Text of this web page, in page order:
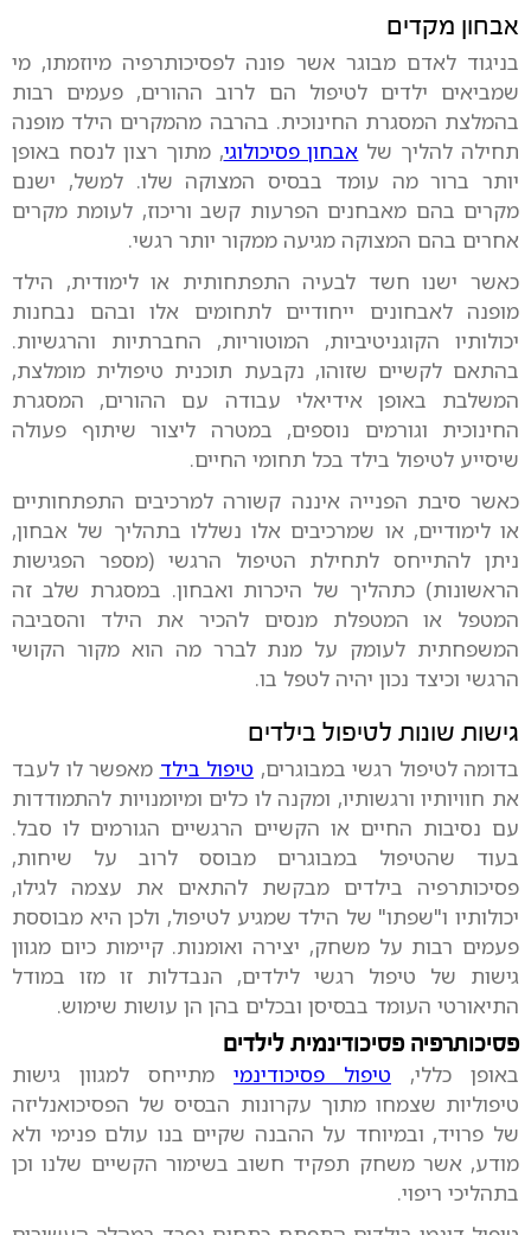
אבחון מקדים
בניגוד לאדם מבוגר אשר פונה לפסיכותרפיה מיוזמתו, מי
שמביאים ילדים לטיפול הם לרוב ההורים, פעמים רבות
בהמלצת המסגרת החינוכית. בהרבה מהמקרים הילד מופנה
תחילה להליך של אבחון פסיכולוגי, מתוך רצון לנסח באופן
יותר ברור מה עומד בבסיס המצוקה שלו. למשל, ישנם
מקרים בהם מאבחנים הפרעות קשב וריכוז, לעומת מקרים
אחרים בהם המצוקה מגיעה ממקור יותר רגשי.
כאשר ישנו חשד לבעיה התפתחותית או לימודית, הילד
מופנה לאבחונים ייחודיים לתחומים אלו ובהם נבחנות
יכולותיו הקוגניטיביות, המוטוריות, החברתיות והרגשיות.
בהתאם לקשיים שזוהו, נקבעת תוכנית טיפולית מומלצת,
המשלבת באופן אידיאלי עבודה עם ההורים, המסגרת
החינוכית וגורמים נוספים, במטרה ליצור שיתוף פעולה
שיסייע לטיפול בילד בכל תחומי החיים.
כאשר סיבת הפנייה איננה קשורה למרכיבים התפתחותיים
או לימודיים, או שמרכיבים אלו נשללו בתהליך של אבחון,
ניתן להתייחס לתחילת הטיפול הרגשי (מספר הפגישות
הראשונות) כתהליך של היכרות ואבחון. במסגרת שלב זה
המטפל או המטפלת מנסים להכיר את הילד והסביבה
המשפחתית לעומק על מנת לברר מה הוא מקור הקושי
הרגשי וכיצד נכון יהיה לטפל בו.
גישות שונות לטיפול בילדים
בדומה לטיפול רגשי במבוגרים, טיפול בילד מאפשר לו לעבד
את חוויותיו ורגשותיו, ומקנה לו כלים ומיומנויות להתמודדות
עם נסיבות החיים או הקשיים הרגשיים הגורמים לו סבל.
בעוד שהטיפול במבוגרים מבוסס לרוב על שיחות,
פסיכותרפיה בילדים מבקשת להתאים את עצמה לגילו,
יכולותיו ו"שפתו" של הילד שמגיע לטיפול, ולכן היא מבוססת
פעמים רבות על משחק, יצירה ואומנות. קיימות כיום מגוון
גישות של טיפול רגשי לילדים, הנבדלות זו מזו במודל
התיאורטי העומד בבסיסן ובכלים בהן הן עושות שימוש.
פסיכותרפיה פסיכודינמית לילדים
באופן כללי, טיפול פסיכודינמי מתייחס למגוון גישות
טיפוליות שצמחו מתוך עקרונות הבסיס של הפסיכואנליזה
של פרויד, ובמיוחד על ההבנה שקיים בנו עולם פנימי ולא
מודע, אשר משחק תפקיד חשוב בשימור הקשיים שלנו וכן
בתהליכי ריפוי.